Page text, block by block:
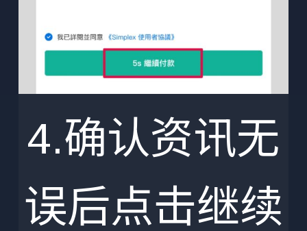
4.确认资讯无
误后点击继续